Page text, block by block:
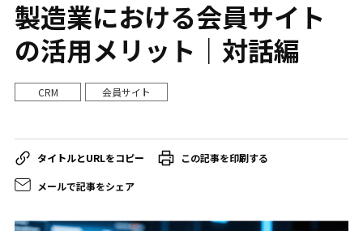
製造業における会員サイト
の活用メリット｜対話編
CRM 会員サイト
この記事を印刷する
メールで記事をシェア